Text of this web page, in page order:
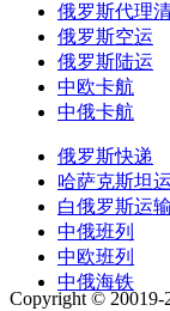
俄罗斯代理
俄罗斯空运
俄罗斯陆运
中欧卡航
中俄卡航
俄罗斯快递
哈萨克斯坦
白俄罗斯运输
中俄班列
中欧班列
中俄海铁
Copyright ©